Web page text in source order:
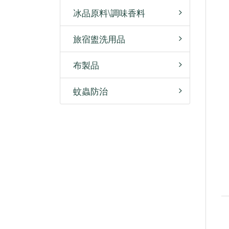
冰品原料\調味香料
旅宿盥洗用品
布製品
蚊蟲防治